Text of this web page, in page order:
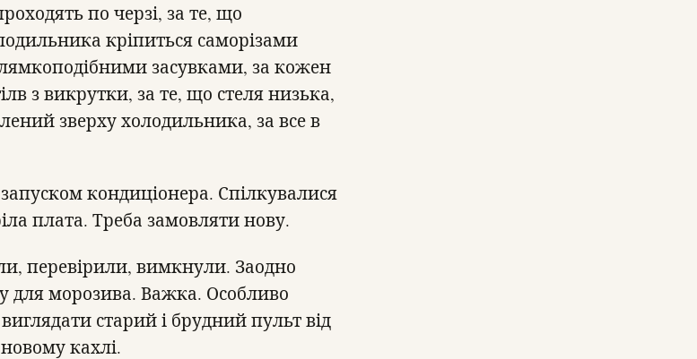
по черзі, за те, що
кріпиться саморізами
засувками, за кожен
з викрутки, за те, що стеля низька,
зверху холодильника, за все в
кондиціонера. Спілкувалися
плата. Треба замовляти нову.
перевірили, вимкнули. Заодно
морозива. Важка. Особливо
старий і брудний пульт від
кахлі.